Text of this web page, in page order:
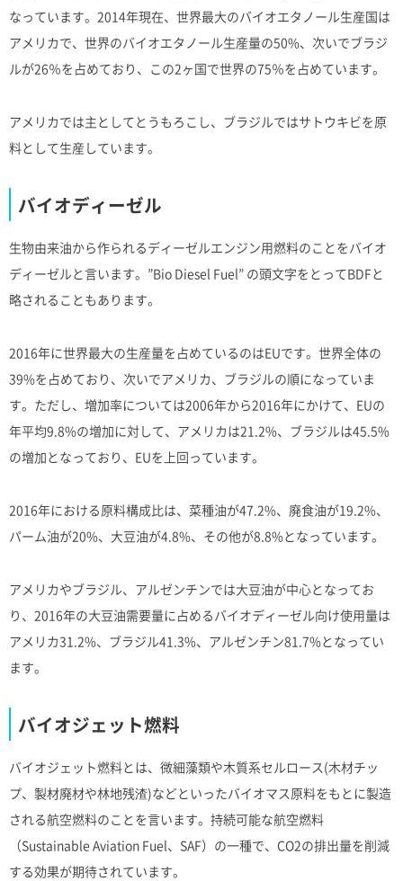
なっています。2014年現在、世界最大のバイオエタノール生産国は
アメリカで、世界のバイオエタノール生産量の50%、次いでブラジ
ルが26％を占めており、この2ヶ国で世界の75％を占めています。
アメリカでは主としてとうもろこし、ブラジルではサトウキビを原
料として生産しています。
バイオディーゼル
生物由来油から作られるディーゼルエンジン用燃料のことをバイオ
ディーゼルと言います。”Bio Diesel Fuel” の頭文字をとってBDFと
略されることもあります。
2016年に世界最大の生産量を占めているのはEUです。世界全体の
39%を占めており、次いでアメリカ、ブラジルの順になっていま
す。ただし、増加率については2006年から2016年にかけて、EUの
年平均9.8%の増加に対して、アメリカは21.2%、ブラジルは45.5%
の増加となっており、EUを上回っています。
2016年における原料構成比は、菜種油が47.2%、廃食油が19.2%、
パーム油が20%、大豆油が4.8%、その他が8.8%となっています。
アメリカやブラジル、アルゼンチンでは大豆油が中心となってお
り、2016年の大豆油需要量に占めるバイオディーゼル向け使用量は
アメリカ31.2%、ブラジル41.3%、アルゼンチン81.7%となってい
ます。
バイオジェット燃料
バイオジェット燃料とは、微細藻類や木質系セルロース(木材チッ
プ、製材廃材や林地残渣)などといったバイオマス原料をもとに製造
される航空燃料のことを言います。持続可能な航空燃料
（Sustainable Aviation Fuel、SAF）の一種で、CO2の排出量を削減
する効果が期待されています。